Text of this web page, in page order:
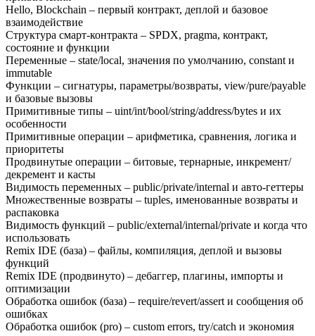
Hello, Blockchain – первый контракт, деплой и базовое
взаимодействие
Структура смарт‑контракта – SPDX, pragma, контракт,
состояние и функции
Переменные – state/local, значения по умолчанию, constant и
immutable
Функции – сигнатуры, параметры/возвраты, view/pure/payable
и базовые вызовы
Примитивные типы – uint/int/bool/string/address/bytes и их
особенности
Примитивные операции – арифметика, сравнения, логика и
приоритеты
Продвинутые операции – битовые, тернарные, инкремент/
декремент и касты
Видимость переменных – public/private/internal и авто‑геттеры
Множественные возвраты – tuples, именованные возвраты и
распаковка
Видимость функций – public/external/internal/private и когда что
использовать
Remix IDE (база) – файлы, компиляция, деплой и вызовы
функций
Remix IDE (продвинуто) – дебаггер, плагины, импорты и
оптимизации
Обработка ошибок (база) – require/revert/assert и сообщения об
ошибках
Обработка ошибок (pro) – custom errors, try/catch и экономия